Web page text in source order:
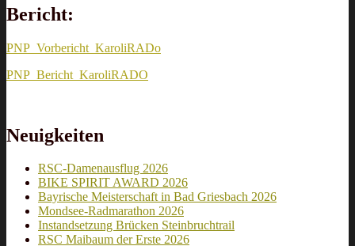
Bericht:
PNP_Vorbericht_KaroliRADo
PNP_Bericht_KaroliRADO
Neuigkeiten
RSC-Damenausflug 2026
BIKE SPIRIT AWARD 2026
Bayrische Meisterschaft in Bad Griesbach 2026
Mondsee-Radmarathon 2026
Instandsetzung Brücken Steinbruchtrail
RSC Maibaum der Erste 2026